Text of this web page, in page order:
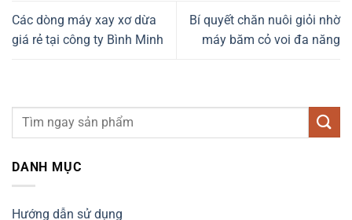
Các dòng máy xay xơ dừa
giá rẻ tại công ty Bình Minh
Bí quyết chăn nuôi giỏi nhờ
máy băm cỏ voi đa năng
DANH MỤC
Hướng dẫn sử dụng